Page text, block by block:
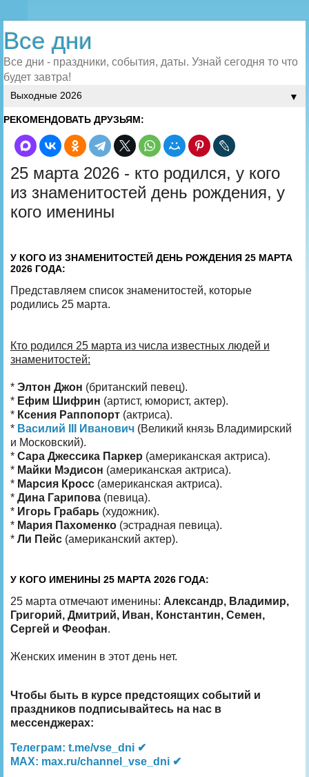
Все дни
Все дни - праздники, события, даты. Узнай сегодня то что
будет завтра!
▼
РЕКОМЕНДОВАТЬ ДРУЗЬЯМ:
25 марта 2026 - кто родился, у кого
из знаменитостей день рождения, у
кого именины
У КОГО ИЗ ЗНАМЕНИТОСТЕЙ ДЕНЬ РОЖДЕНИЯ 25 МАРТА
2026 ГОДА:
Представляем список знаменитостей, которые
родились 25 марта.
Кто родился 25 марта из числа известных людей и
знаменитостей:
* Элтон Джон (британский певец).
* Ефим Шифрин (артист, юморист, актер).
* Ксения Раппопорт (актриса).
* Василий III Иванович (Великий князь Владимирский
и Московский).
* Сара Джессика Паркер (американская актриса).
* Майки Мэдисон (американская актриса).
* Марсия Кросс (американская актриса).
* Дина Гарипова (певица).
* Игорь Грабарь (художник).
* Мария Пахоменко (эстрадная певица).
* Ли Пейс (американский актер).
У КОГО ИМЕНИНЫ 25 МАРТА 2026 ГОДА:
25 марта отмечают именины: Александр, Владимир,
Григорий, Дмитрий, Иван, Константин, Семен,
Сергей и Феофан.
Женских именин в этот день нет.
Чтобы быть в курсе предстоящих событий и
праздников подписывайтесь на нас в
мессенджерах:
Телеграм: t.me/vse_dni ✔
MAX: max.ru/channel_vse_dni ✔